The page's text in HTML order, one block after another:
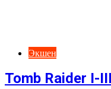
Экшен
Tomb Raider I-